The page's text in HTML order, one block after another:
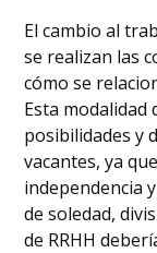
El cambio al
se realizan las
cómo se
Esta
posibilidades y
vacantes, ya
independencia
de soledad,
de RRHH